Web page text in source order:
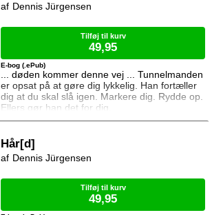
steg trangen til at slå ihjel. Denne besættelse
... døden kommer denne vej ... Tunnelmanden
er opsat på at gøre dig lykkelig. Han fortæller
dig at du skal slå igen. Markere dig. Rydde op.
Ellers gør han det for dig.
E-bog (.ePub)
Dennis Jürgensen
Tilføj til kurv
49,95
Hår[d]
Dennis Jürgensen
Tilføj til kurv
49,95